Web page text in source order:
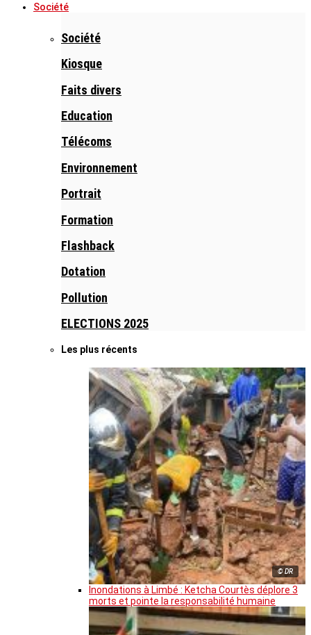
Société
Société
Kiosque
Faits divers
Education
Télécoms
Environnement
Portrait
Formation
Flashback
Dotation
Pollution
ELECTIONS 2025
Les plus récents
© DR
Inondations à Limbé : Ketcha Courtès déplore 3
morts et pointe la responsabilité humaine